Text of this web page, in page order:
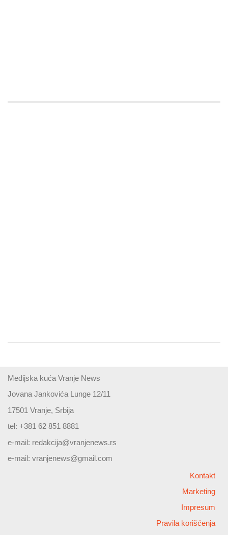
Medijska kuća Vranje News
Jovana Jankovića Lunge 12/11
17501 Vranje, Srbija
tel: +381 62 851 8881
e-mail: redakcija@vranjenews.rs
e-mail: vranjenews@gmail.com
Kontakt
Marketing
Impresum
Pravila korišćenja